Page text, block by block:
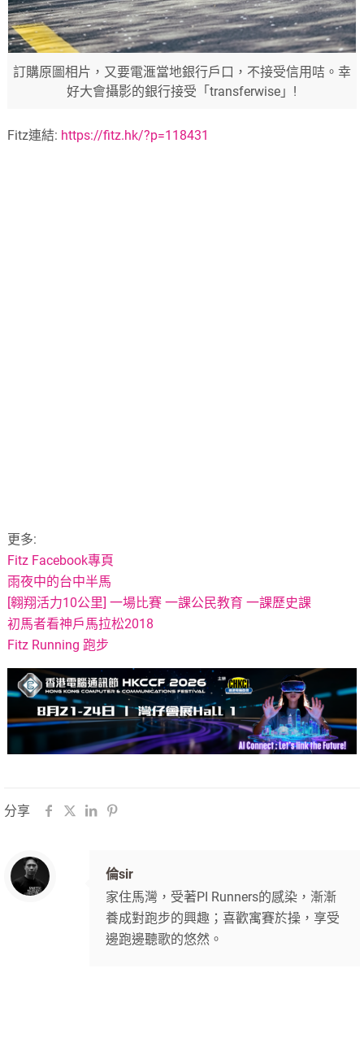
訂購原圖相片，又要電滙當地銀行戶口，不接受信用咭。幸
好大會攝影的銀行接受「transferwise」!
Fitz連結: https://fitz.hk/?p=118431
更多:
Fitz Facebook專頁
雨夜中的台中半馬
[翱翔活力10公里] 一場比賽 一課公民教育 一課歷史課
初馬者看神戶馬拉松2018
Fitz Running 跑步
分享
倫sir
家住馬灣，受著PI Runners的感染，漸漸
養成對跑步的興趣；喜歡寓賽於操，享受
邊跑邊聽歌的悠然。